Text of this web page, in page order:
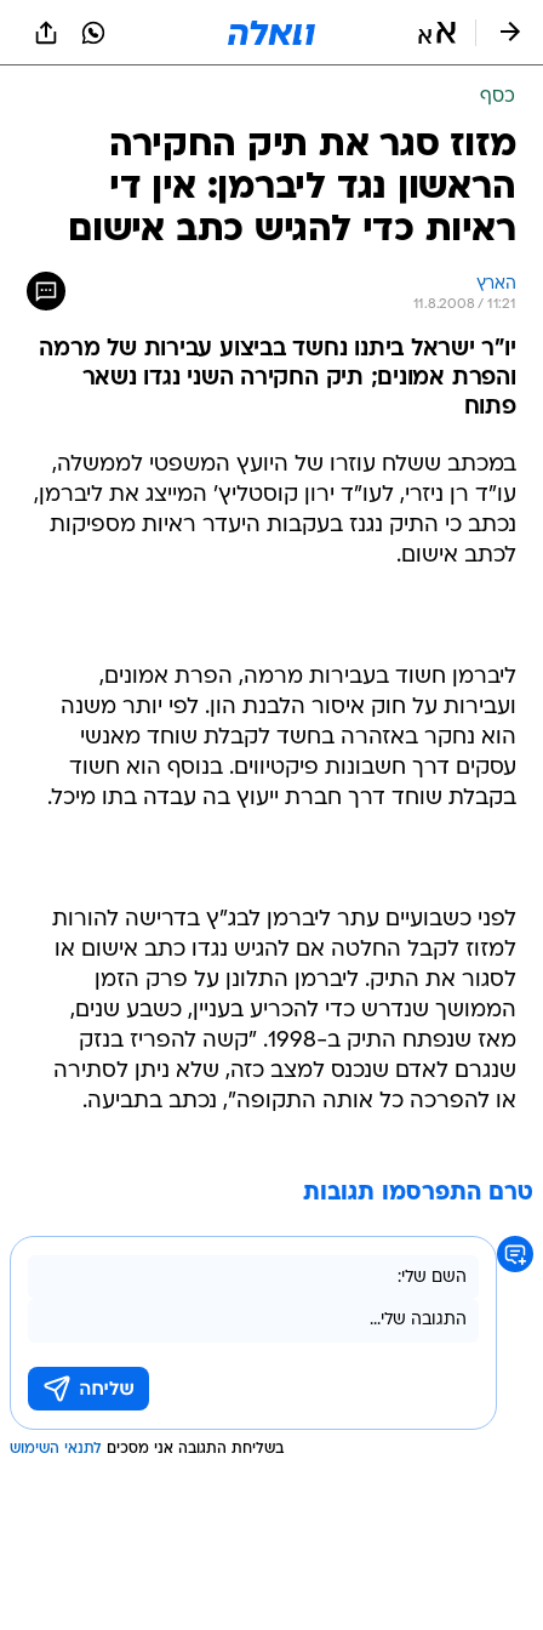
כסף
מזוז סגר את תיק החקירה
הראשון נגד ליברמן: אין די
ראיות כדי להגיש כתב אישום
הארץ
11.8.2008 / 11:21
יו"ר ישראל ביתנו נחשד בביצוע עבירות של מרמה
והפרת אמונים; תיק החקירה השני נגדו נשאר
פתוח
במכתב ששלח עוזרו של היועץ המשפטי לממשלה,
עו"ד רן ניזרי, לעו"ד ירון קוסטליץ' המייצג את ליברמן,
נכתב כי התיק נגנז בעקבות היעדר ראיות מספיקות
לכתב אישום.
ליברמן חשוד בעבירות מרמה, הפרת אמונים,
ועבירות על חוק איסור הלבנת הון. לפי יותר משנה
הוא נחקר באזהרה בחשד לקבלת שוחד מאנשי
עסקים דרך חשבונות פיקטיווים. בנוסף הוא חשוד
בקבלת שוחד דרך חברת ייעוץ בה עבדה בתו מיכל.
לפני כשבועיים עתר ליברמן לבג"ץ בדרישה להורות
למזוז לקבל החלטה אם להגיש נגדו כתב אישום או
לסגור את התיק. ליברמן התלונן על פרק הזמן
הממושך שנדרש כדי להכריע בעניין, כשבע שנים,
מאז שנפתח התיק ב-1998. "קשה להפריז בנזק
שנגרם לאדם שנכנס למצב כזה, שלא ניתן לסתירה
או להפרכה כל אותה התקופה", נכתב בתביעה.
טרם התפרסמו תגובות
בשליחת התגובה אני מסכים לתנאי השימוש